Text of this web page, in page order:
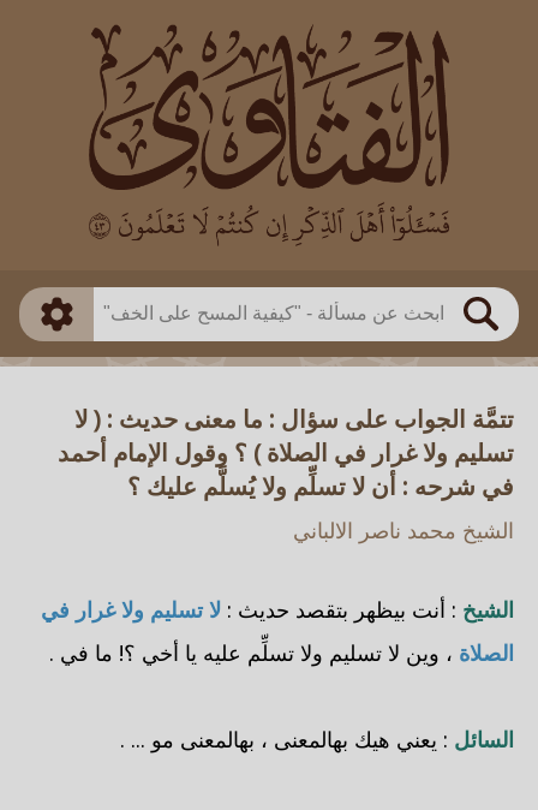
بحث
العالم
بن باز
بن العثيمين
اللجنة الدائمة
طريقة البحث
ذكي
تتمَّة الجواب على سؤال : ما معنى حديث : ( لا
تسليم ولا غرار في الصلاة ) ؟ وقول الإمام أحمد
في شرحه : أن لا تسلِّم ولا يُسلَّم عليك ؟
الشيخ محمد ناصر الالباني
الشيخ : أنت بيظهر بتقصد حديث : لا تسليم ولا غرار في
الصلاة ، وين لا تسليم ولا تسلِّم عليه يا أخي ؟! ما في .
السائل : يعني هيك بهالمعنى ، بهالمعنى مو ... .